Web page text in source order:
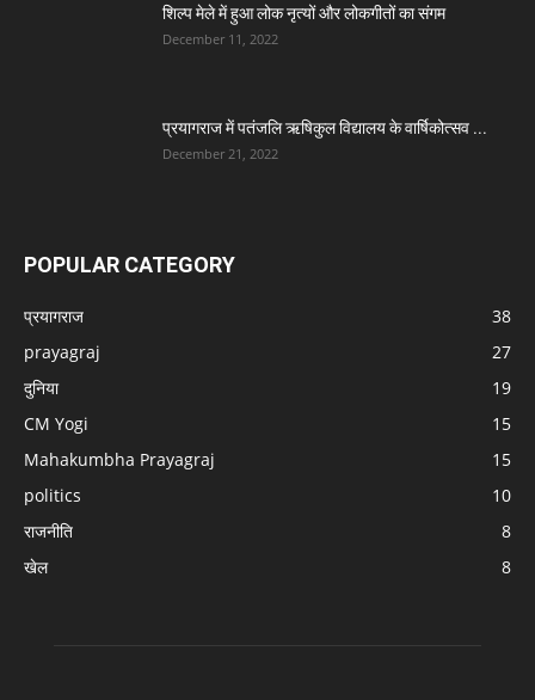
शिल्प मेले में हुआ लोक नृत्यों और लोकगीतों का संगम
December 11, 2022
प्रयागराज में पतंजलि ऋषिकुल विद्यालय के वार्षिकोत्सव ...
December 21, 2022
POPULAR CATEGORY
प्रयागराज
38
prayagraj
27
दुनिया
19
CM Yogi
15
Mahakumbha Prayagraj
15
politics
10
राजनीति
8
खेल
8